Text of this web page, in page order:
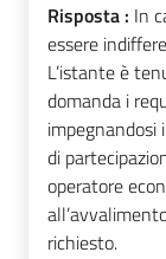
Risposta : In
essere
L’istante è
domanda i
impegnandosi
di
operatore
richiesto.